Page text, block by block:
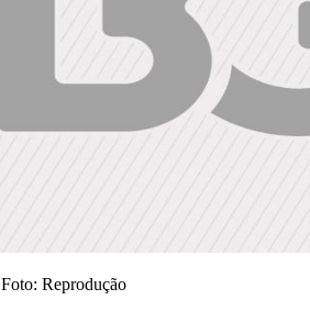
Foto: Reprodução